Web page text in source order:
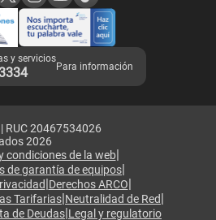
Tienda Claro
y servicios
Para información
RUC 20467534026
2026
condiciones de la web|
de garantía de equipos|
|Derechos ARCO|
Tarifarias|Neutralidad de Red|
de Deudas|Legal y regulatorio